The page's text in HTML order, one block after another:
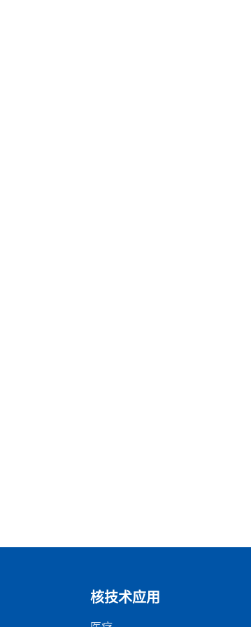
核技术应用